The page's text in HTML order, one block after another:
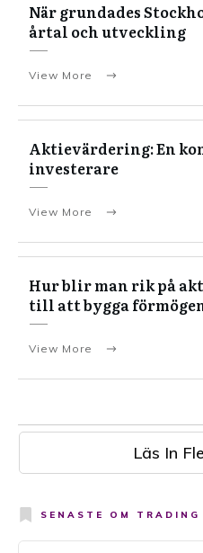
När grundades
årtal och utveckling
View More
Aktievärdering: En
investerare
View More
Hur blir man rik på
till att bygga
View More
Läs In
SENASTE OM TRADING